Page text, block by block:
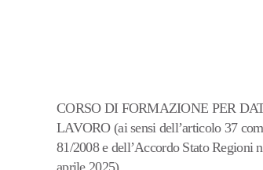
CORSO DI FORMAZIONE PER
LAVORO (ai sensi dell’articolo 37
81/2008 e dell’Accordo Stato Regioni
aprile 2025)